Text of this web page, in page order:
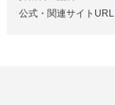
公式・関連サイトURL